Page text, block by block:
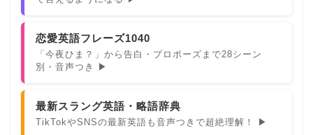
恋愛英語フレーズ1040
「今夜ひま？」から告白・プロポーズまで28シーン
別・音声つき ▶
最新スラング英語・略語辞典
TikTokやSNSの最新英語も音声つきで超絶理解！ ▶